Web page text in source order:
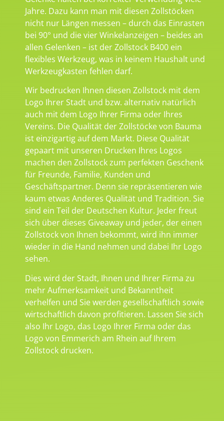
Jahre. Dazu kann man mit diesen Zollstöcken
nicht nur Längen messen – durch das Einrasten
bei 90° und die vier Winkelanzeigen – beides an
allen Gelenken – ist der Zollstock B400 ein
flexibles Werkzeug, was in keinem Haushalt und
Werkzeugkasten fehlen darf.
Wir bedrucken Ihnen diesen Zollstock mit dem
Logo Ihrer Stadt und bzw. alternativ natürlich
auch mit dem Logo Ihrer Firma oder Ihres
Vereins. Die Qualität der Zollstöcke von Bauma
ist einzigartig auf dem Markt. Diese Qualität
gepaart mit unseren Drucken Ihres Logos
machen den Zollstock zum perfekten Geschenk
für Freunde, Familie, Kunden und
Geschäftspartner. Denn sie repräsentieren wie
kaum etwas Anderes Qualität und Tradition. Sie
sind ein Teil der Deutschen Kultur. Jeder freut
sich über dieses Giveaway und jeder, der einen
Zollstock von Ihnen bekommt, wird ihn immer
wieder in die Hand nehmen und dabei Ihr Logo
sehen.
Dies wird der Stadt, Ihnen und Ihrer Firma zu
mehr Aufmerksamkeit und Bekanntheit
verhelfen und Sie werden gesellschaftlich sowie
wirtschaftlich davon profitieren. Lassen Sie sich
also Ihr Logo, das Logo Ihrer Firma oder das
Logo von Emmerich am Rhein auf Ihrem
Zollstock drucken.